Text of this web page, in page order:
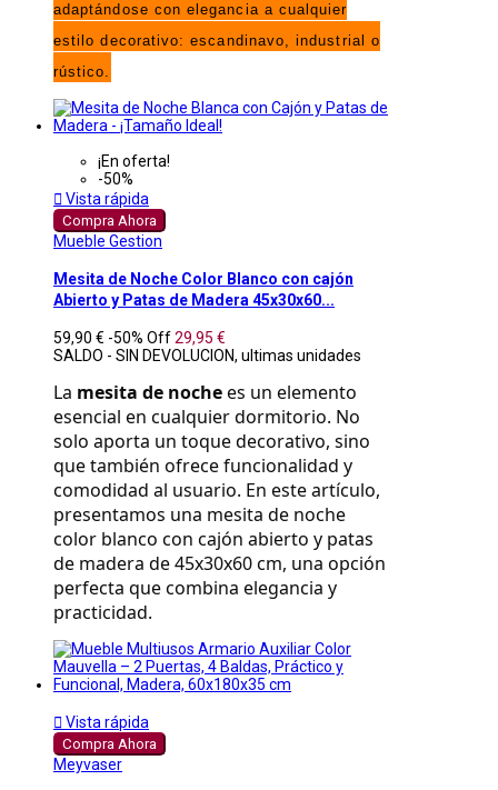
adaptándose con elegancia a cualquier
estilo decorativo: escandinavo, industrial o
rústico.
¡En oferta!
-50%
 Vista rápida
Compra Ahora
Mueble Gestion
Mesita de Noche Color Blanco con cajón
Abierto y Patas de Madera 45x30x60...
59,90 € -50% Off29,95 €
SALDO - SIN DEVOLUCION, ultimas unidades
La mesita de noche es un elemento
esencial en cualquier dormitorio. No
solo aporta un toque decorativo, sino
que también ofrece funcionalidad y
comodidad al usuario. En este artículo,
presentamos una mesita de noche
color blanco con cajón abierto y patas
de madera de 45x30x60 cm, una opción
perfecta que combina elegancia y
practicidad.
 Vista rápida
Compra Ahora
Meyvaser